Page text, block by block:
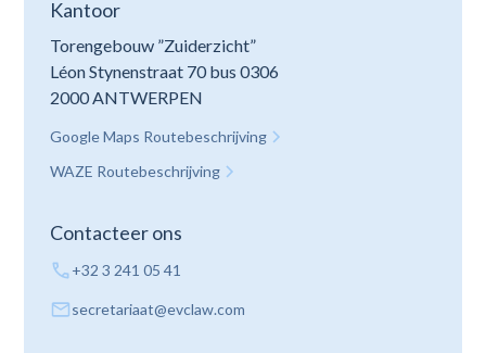
Kantoor
Torengebouw ”Zuiderzicht”
Léon Stynenstraat 70 bus 0306
2000 ANTWERPEN
Google Maps Routebeschrijving
WAZE Routebeschrijving
Contacteer ons
+32 3 241 05 41
secretariaat@evclaw.com